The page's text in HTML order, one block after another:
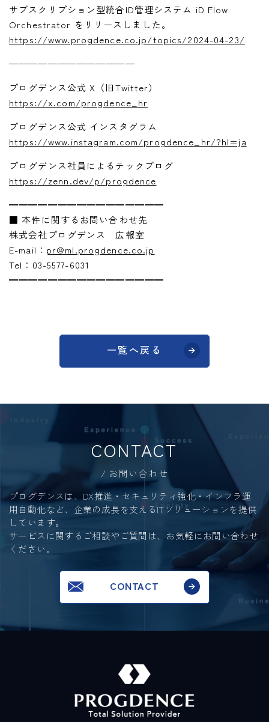
サブスクリプション型統合ID管理システム iD Flow
Orchestrator をリリースしました。
https://www.progdence.co.jp/topics/2024-04-23/
—————————————
プログデンス公式 X（旧Twitter）
https://x.com/progdence_hr
プログデンス公式 インスタグラム
https://www.instagram.com/progdence_hr/?hl=ja
プログデンス社員によるテックブログ
https://zenn.dev/p/progdence
━━━━━━━━━━━━━━━━
■ 本件に関するお問い合わせ先
株式会社プログデンス 広報室
E-mail： pr@ml.progdence.co.jp
Tel：03-5577-6031
━━━━━━━━━━━━━━━━
一覧へ戻る
CONTACT
お問い合わせ
プログデンスは、DX推進・セキュリティ強化・インフラ運
用自動化など、 企業の成長を支えるITソリューションを提供
しています。
サービスに関するご相談やご質問は、お気軽にお問い合わせ
ください。
CONTACT